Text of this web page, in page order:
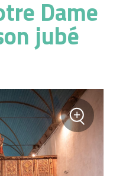
Dame
jubé
Zoom
+sur la